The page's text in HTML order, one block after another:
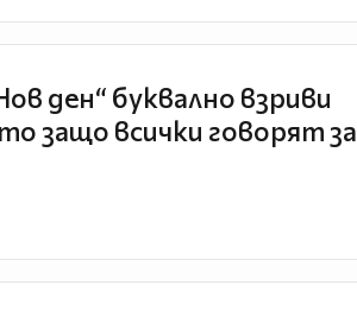
ден“ буквално взриви
защо всички говорят за